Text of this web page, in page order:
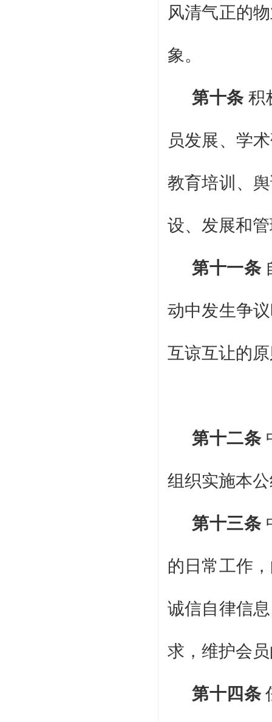
风清气正的
象。
第十条 积
员发展、学
教育培训、
设、发展和
第十一条
动中发生争
互谅互让的
第十二条
组织实施本
第十三条
的日常工作
诚信自律信
求，维护会
第十四条